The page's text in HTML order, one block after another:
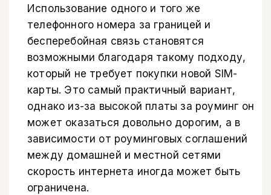
Использование одного и того же
телефонного номера за границей и
бесперебойная связь становятся
возможными благодаря такому подходу,
который не требует покупки новой SIM-
карты. Это самый практичный вариант,
однако из-за высокой платы за роуминг он
может оказаться довольно дорогим, а в
зависимости от роуминговых соглашений
между домашней и местной сетями
скорость интернета иногда может быть
ограничена.